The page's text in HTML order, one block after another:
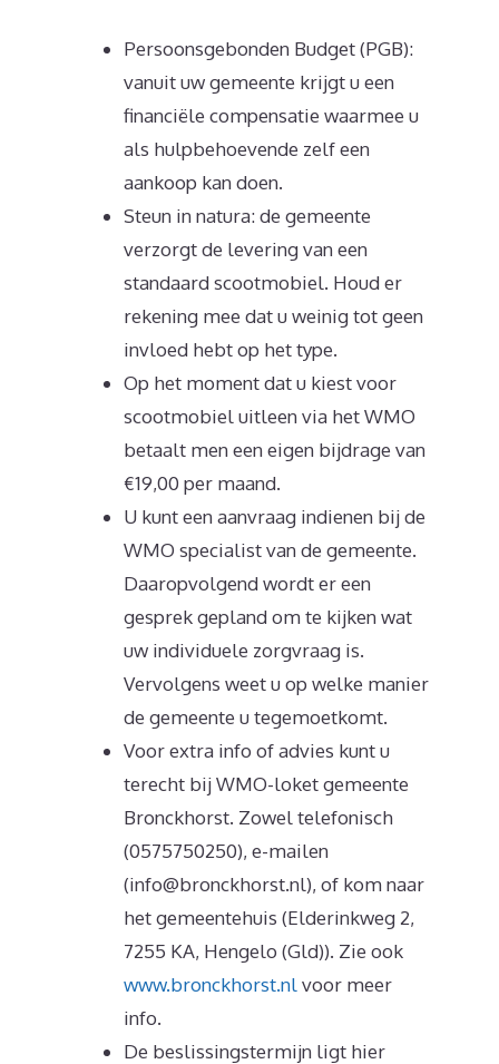
Persoonsgebonden Budget (PGB):
vanuit uw gemeente krijgt u een
financiële compensatie waarmee u
als hulpbehoevende zelf een
aankoop kan doen.
Steun in natura: de gemeente
verzorgt de levering van een
standaard scootmobiel. Houd er
rekening mee dat u weinig tot geen
invloed hebt op het type.
Op het moment dat u kiest voor
scootmobiel uitleen via het WMO
betaalt men een eigen bijdrage van
€19,00 per maand.
U kunt een aanvraag indienen bij de
WMO specialist van de gemeente.
Daaropvolgend wordt er een
gesprek gepland om te kijken wat
uw individuele zorgvraag is.
Vervolgens weet u op welke manier
de gemeente u tegemoetkomt.
Voor extra info of advies kunt u
terecht bij WMO-loket gemeente
Bronckhorst. Zowel telefonisch
(0575750250), e-mailen
(info@bronckhorst.nl), of kom naar
het gemeentehuis (Elderinkweg 2,
7255 KA, Hengelo (Gld)). Zie ook
www.bronckhorst.nlvoor meer
info.
De beslissingstermijn ligt hier